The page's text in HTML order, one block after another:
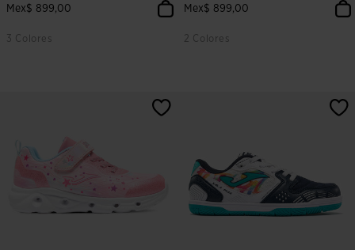
Mex$ 899,00
3 Colores
5 sobre 5 de valoración de clientes
Mex$ 899,00
2 Colores
4.6 sobre 5 de valoración de